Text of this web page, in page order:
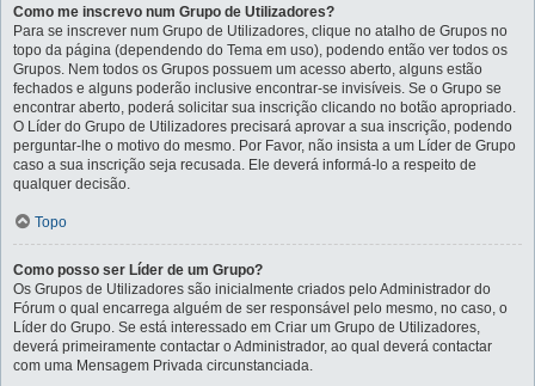
Como me inscrevo num Grupo de Utilizadores?
Para se inscrever num Grupo de Utilizadores, clique no atalho de Grupos no
topo da página (dependendo do Tema em uso), podendo então ver todos os
Grupos. Nem todos os Grupos possuem um acesso aberto, alguns estão
fechados e alguns poderão inclusive encontrar-se invisíveis. Se o Grupo se
encontrar aberto, poderá solicitar sua inscrição clicando no botão apropriado.
O Líder do Grupo de Utilizadores precisará aprovar a sua inscrição, podendo
perguntar-lhe o motivo do mesmo. Por Favor, não insista a um Líder de Grupo
caso a sua inscrição seja recusada. Ele deverá informá-lo a respeito de
qualquer decisão.
Topo
Como posso ser Líder de um Grupo?
Os Grupos de Utilizadores são inicialmente criados pelo Administrador do
Fórum o qual encarrega alguém de ser responsável pelo mesmo, no caso, o
Líder do Grupo. Se está interessado em Criar um Grupo de Utilizadores,
deverá primeiramente contactar o Administrador, ao qual deverá contactar
com uma Mensagem Privada circunstanciada.